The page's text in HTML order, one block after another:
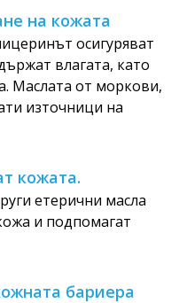
на кожата
осигуряват
влагата, като
Маслата от моркови,
източници на
кожата.
етерични масла
и подпомагат
бариера